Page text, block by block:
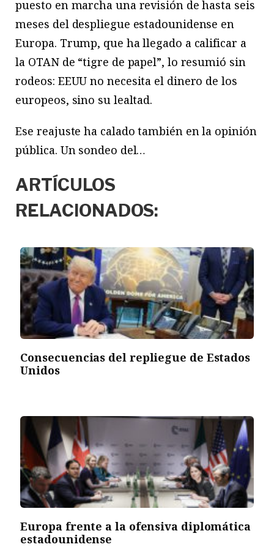
puesto en marcha una revisión de hasta seis
meses del despliegue estadounidense en
Europa. Trump, que ha llegado a calificar a
la OTAN de “tigre de papel”, lo resumió sin
rodeos: EEUU no necesita el dinero de los
europeos, sino su lealtad.
Ese reajuste ha calado también en la opinión
pública. Un sondeo del…
ARTÍCULOS
RELACIONADOS:
Consecuencias del repliegue de Estados
Unidos
Europa frente a la ofensiva diplomática
estadounidense